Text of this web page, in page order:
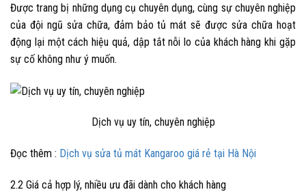
Được trang bị những dụng cụ chuyên dụng, cùng sự chuyên nghiệp
của đội ngũ sửa chữa, đảm bảo tủ mát sẽ được sửa chữa hoạt
động lại một cách hiệu quả, dập tắt nỗi lo của khách hàng khi gặp
sự cố không như ý muốn.
Dịch vụ uy tín, chuyên nghiệp
Đọc thêm : Dịch vụ sửa tủ mát Kangaroo giá rẻ tại Hà Nội
2.2 Giá cả hợp lý, nhiều ưu đãi dành cho khách hàng